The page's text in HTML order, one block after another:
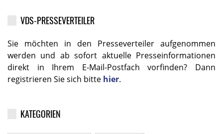
VDS-PRESSEVERTEILER
Sie möchten in den Presseverteiler aufgenommen
werden und ab sofort aktuelle Presseinformationen
direkt in Ihrem E-Mail-Postfach vorfinden? Dann
registrieren Sie sich bitte hier.
KATEGORIEN